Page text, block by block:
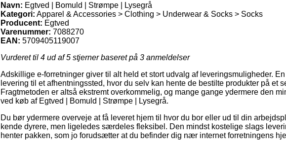
Navn: Egtved | Bomuld | Strømpe | Lysegrå
Kategori: Apparel & Accessories > Clothing > Underwear & Socks > Socks
Producent: Egtved
Varenummer: 7088270
EAN: 5709405119007
Vurderet til 4 ud af 5 stjerner baseret på 3 anmeldelser
Adskillige e-forretninger giver til alt held et stort udvalg af leveringsmuligheder.
levering til et afhentningssted, hvor du selv kan hente de bestilte produkter på et
Fragtmetoden er altså ekstremt overkommelig, og mange gange ydermere den
ved køb af Egtved | Bomuld | Strømpe | Lysegrå.
Du bør ydermere overveje at få leveret hjem til hvor du bor eller ud til din
kende dyrere, men ligeledes særdeles fleksibel. Den mindst kostelige slags
henter pakken, som jo forudsætter at du befinder dig nær internet forretningens